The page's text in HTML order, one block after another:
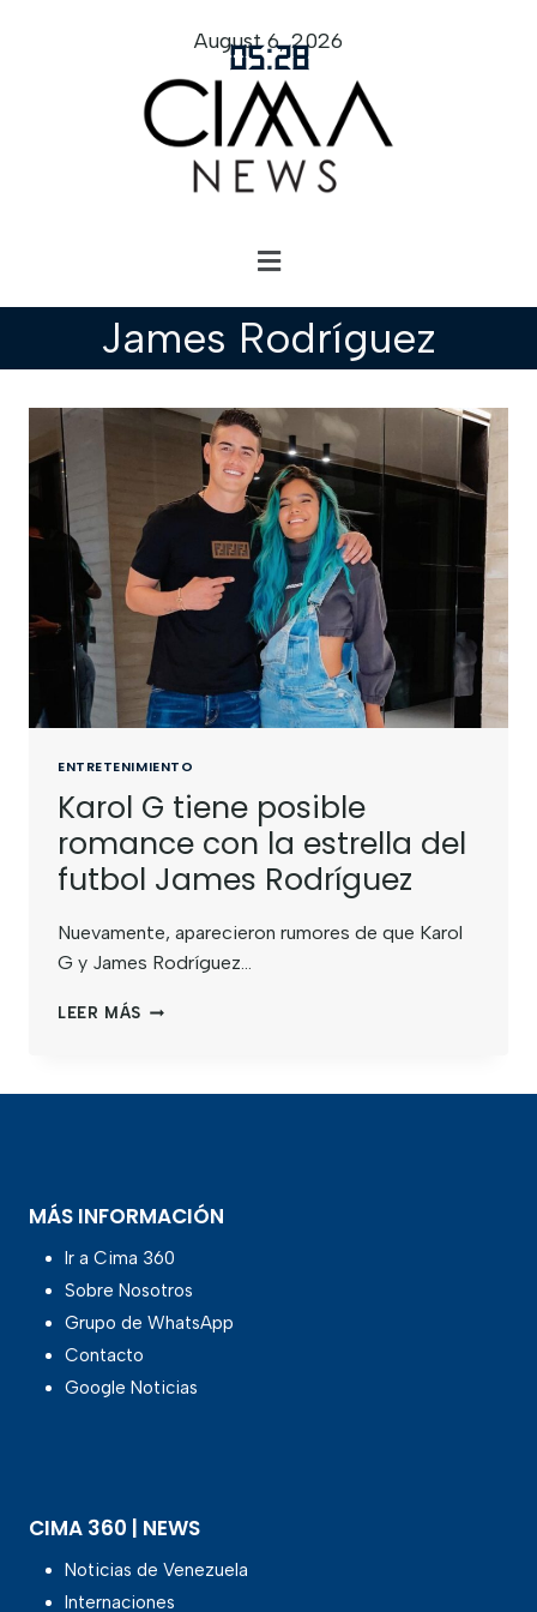
05:28
August 6, 2026
James Rodríguez
ENTRETENIMIENTO
Karol G tiene posible
romance con la estrella del
futbol James Rodríguez
Nuevamente, aparecieron rumores de que Karol
G y James Rodríguez…
LEER MÁS
MÁS INFORMACIÓN
Ir a Cima 360
Sobre Nosotros
Grupo de WhatsApp
Contacto
Google Noticias
CIMA 360 | NEWS
Noticias de Venezuela
Internaciones